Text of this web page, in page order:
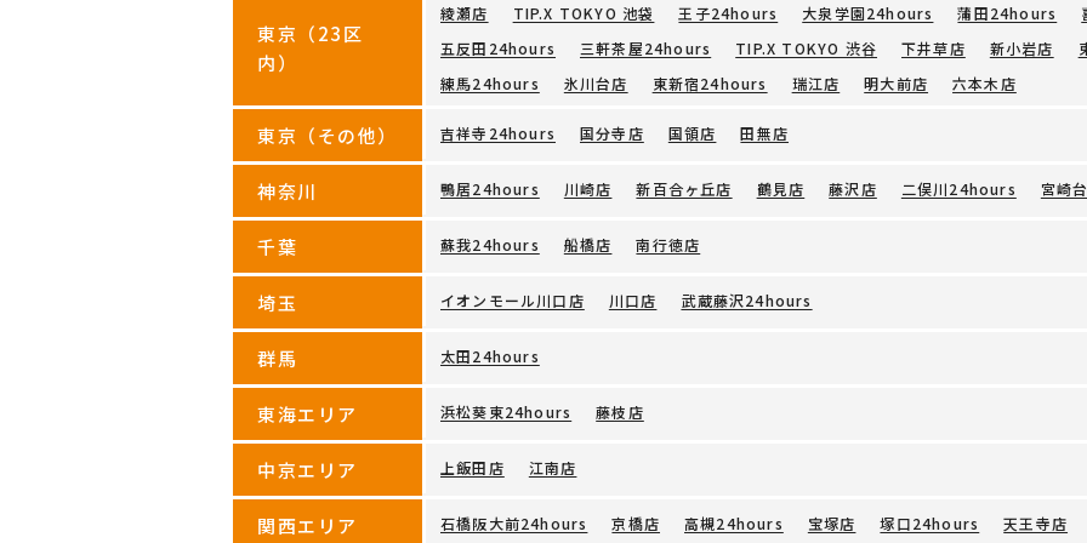
東京（23区
内）
綾瀬店 TIP.X TOKYO 池袋 王子24hours 大泉学園24hours 蒲田24hours
五反田24hours
三軒茶屋24hours TIP.X TOKYO 渋谷 下井草店 新小岩店
練馬24hours
氷川台店 東新宿24hours 瑞江店 明大前店 六本木店
東京（その他） 吉祥寺24hours 国分寺店 国領店 田無店
神奈川 鴨居24hours 川崎店 新百合ヶ丘店 鶴見店 藤沢店 二俣川24hours 宮崎
千葉 蘇我24hours 船橋店 南行徳店
埼玉 イオンモール川口店 川口店 武蔵藤沢24hours
群馬 太田24hours
東海エリア 浜松葵東24hours 藤枝店
中京エリア 上飯田店 江南店
関西エリア 石橋阪大前24hours 京橋店 高槻24hours 宝塚店 塚口24hours 天王寺店